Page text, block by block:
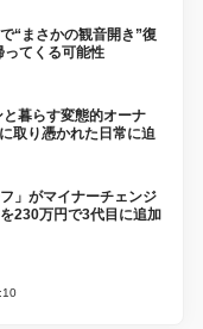
“まさかの観音開き”復
ってくる可能性
と暮らす変態的オーナ
取り憑かれた日常に迫
」がマイナーチェンジ
230万円で3代目に追加